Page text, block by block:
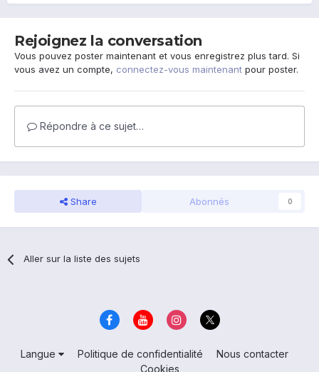
Rejoignez la conversation
Vous pouvez poster maintenant et vous enregistrez plus tard. Si
vous avez un compte, connectez-vous maintenant pour poster.
Répondre à ce sujet…
Share Abonnés 0
Aller sur la liste des sujets
Langue Politique de confidentialité
Nous contacter
Cookies